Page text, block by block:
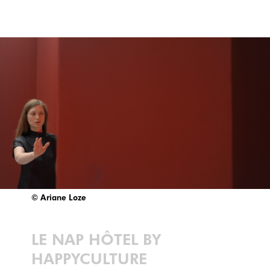
© Ariane Loze
LE NAP HÔTEL BY
HAPPYCULTURE